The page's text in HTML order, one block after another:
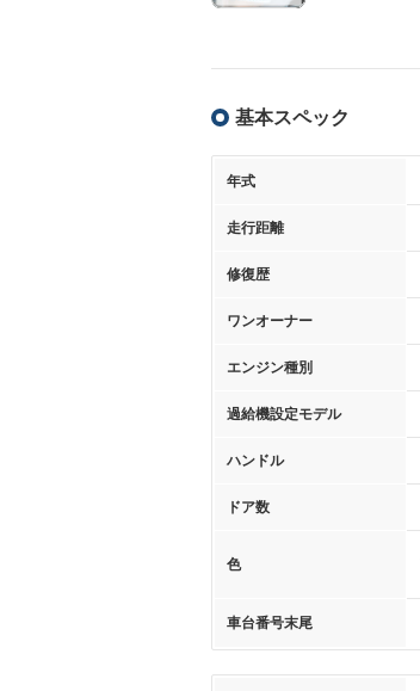
基本スペック
年式
走行距離
修復歴
ワンオーナー
エンジン種別
過給機設定モデル
ハンドル
ドア数
色
車台番号末尾